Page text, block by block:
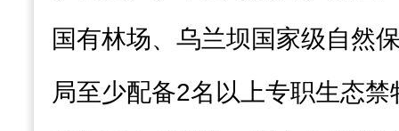
国有林场、乌兰坝国家级自然
局至少配备2名以上专职生态